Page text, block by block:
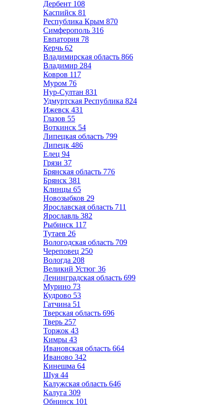
Дербент 108
Каспийск 81
Республика Крым 870
Симферополь 316
Евпатория 78
Керчь 62
Владимирская область 866
Владимир 284
Ковров 117
Муром 76
Нур-Султан 831
Удмуртская Республика 824
Ижевск 431
Глазов 55
Воткинск 54
Липецкая область 799
Липецк 486
Елец 94
Грязи 37
Брянская область 776
Брянск 381
Клинцы 65
Новозыбков 29
Ярославская область 711
Ярославль 382
Рыбинск 117
Тутаев 26
Вологодская область 709
Череповец 250
Вологда 208
Великий Устюг 36
Ленинградская область 699
Мурино 73
Кудрово 53
Гатчина 51
Тверская область 696
Тверь 257
Торжок 43
Кимры 43
Ивановская область 664
Иваново 342
Кинешма 64
Шуя 44
Калужская область 646
Калуга 309
Обнинск 101